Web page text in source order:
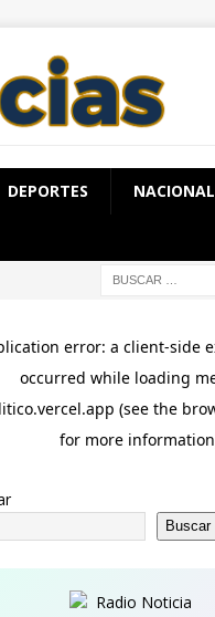
DEPORTES NACIONAL
Buscar